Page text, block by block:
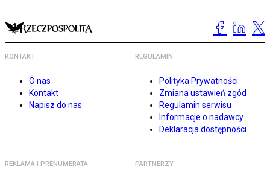
KONTAKT
O nas
Kontakt
Napisz do nas
REGULAMIN
Polityka Prywatności
Zmiana ustawień zgód
Regulamin serwisu
Informacje o nadawcy
Deklaracja dostępności
REKLAMA I PRENUMERATA PARTNERZY